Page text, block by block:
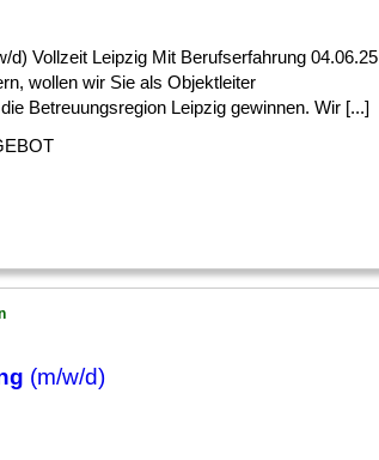
d) Vollzeit Leipzig Mit Berufserfahrung 04.06.25
wollen wir Sie als Objektleiter
Betreuungsregion Leipzig gewinnen. Wir [...]
(m/w/d)